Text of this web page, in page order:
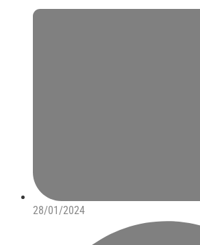
28/01/2024